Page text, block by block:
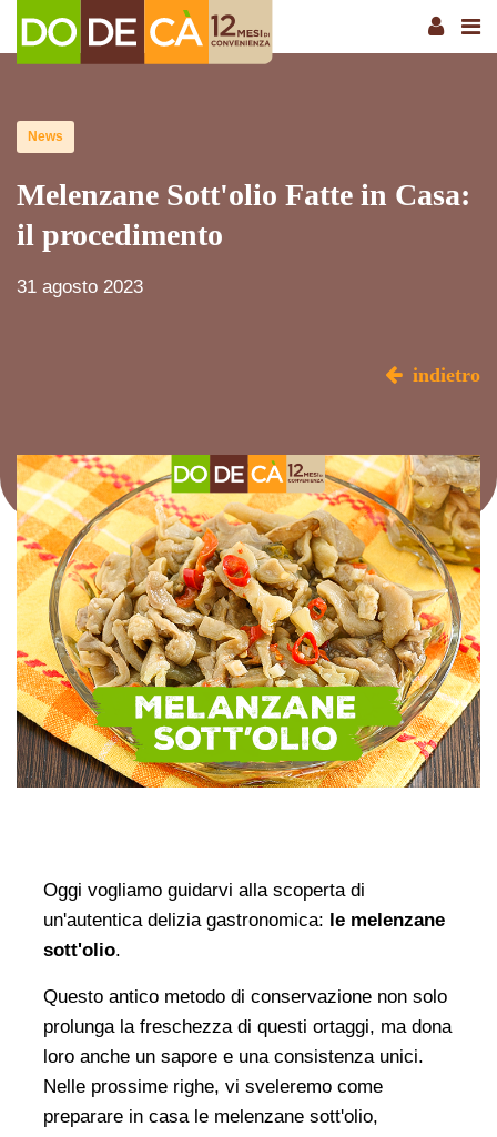
News
Melenzane Sott'olio Fatte in Casa:
il procedimento
31 agosto 2023
indietro
Oggi vogliamo guidarvi alla scoperta di
un'autentica delizia gastronomica: le melenzane
sott'olio.
Questo antico metodo di conservazione non solo
prolunga la freschezza di questi ortaggi, ma dona
loro anche un sapore e una consistenza unici.
Nelle prossime righe, vi sveleremo come
preparare in casa le melenzane sott'olio,